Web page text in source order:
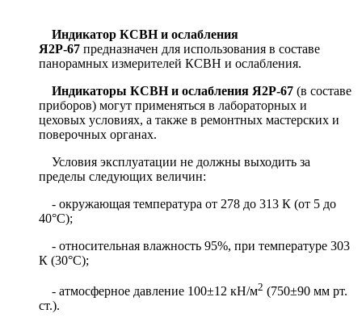
Индикатор КСВН и ослабления
Я2Р-67 предназначен для использования в составе
панорамных измерителей КСВН и ослабления.
Индикаторы КСВН и ослабления Я2Р-67 (в составе
приборов) могут применяться в лабораторных и
цеховых условиях, а также в ремонтных мастерских и
поверочных органах.
Условия эксплуатации не должны выходить за
пределы следующих величин:
- окружающая температура от 278 до 313 К (от 5 до
40°С);
- относительная влажность 95%, при температуре 303
К (30°С);
- атмосферное давление 100±12 кН/м2 (750±90 мм рт.
ст.).